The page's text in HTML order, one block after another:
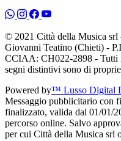
© 2021 Città della Musica srl
Giovanni Teatino (Chieti) -
CCIAA: CH022-2898 - Tutti
segni distintivi sono di
Powered by™ Lusso Digital
Messaggio pubblicitario con
finalizzato, valida dal 01/01/
percorso online. Salvo
per cui Città della Musica srl